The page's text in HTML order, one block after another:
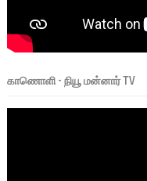
காணொளி - நியூ மன்னார் TV